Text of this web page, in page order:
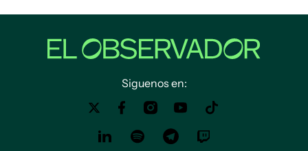
Siguenos en: